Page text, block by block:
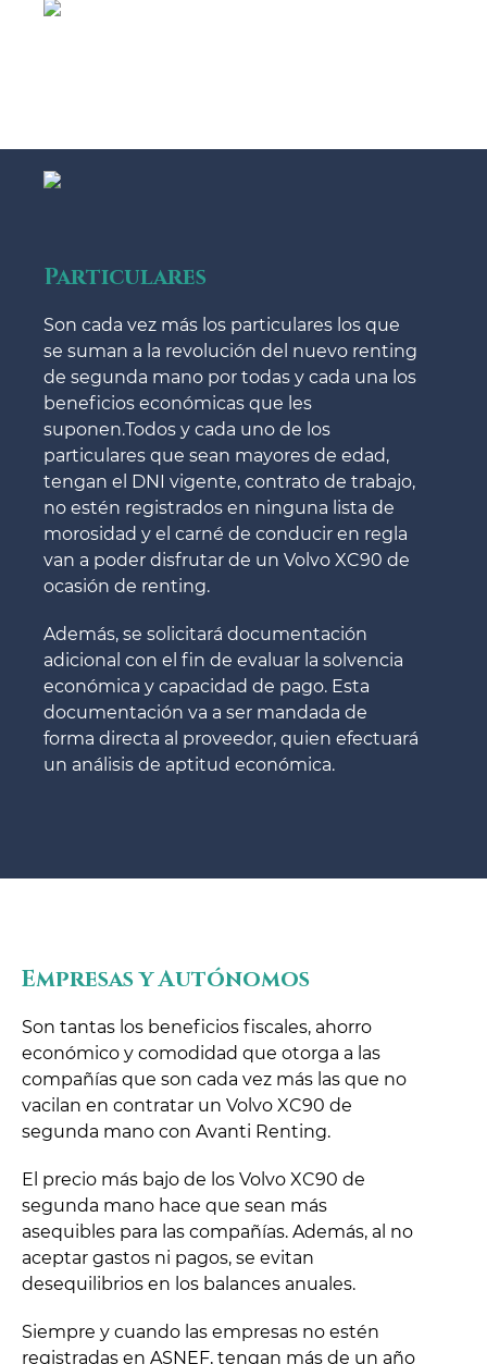
Particulares
Son cada vez más los particulares los que
se suman a la revolución del nuevo renting
de segunda mano por todas y cada una los
beneficios económicas que les
suponen.Todos y cada uno de los
particulares que sean mayores de edad,
tengan el DNI vigente, contrato de trabajo,
no estén registrados en ninguna lista de
morosidad y el carné de conducir en regla
van a poder disfrutar de un Volvo XC90 de
ocasión de renting.
Además, se solicitará documentación
adicional con el fin de evaluar la solvencia
económica y capacidad de pago. Esta
documentación va a ser mandada de
forma directa al proveedor, quien efectuará
un análisis de aptitud económica.
Empresas y Autónomos
Son tantas los beneficios fiscales, ahorro
económico y comodidad que otorga a las
compañías que son cada vez más las que no
vacilan en contratar un Volvo XC90 de
segunda mano con Avanti Renting.
El precio más bajo de los Volvo XC90 de
segunda mano hace que sean más
asequibles para las compañías. Además, al no
aceptar gastos ni pagos, se evitan
desequilibrios en los balances anuales.
Siempre y cuando las empresas no estén
registradas en ASNEF, tengan más de un año